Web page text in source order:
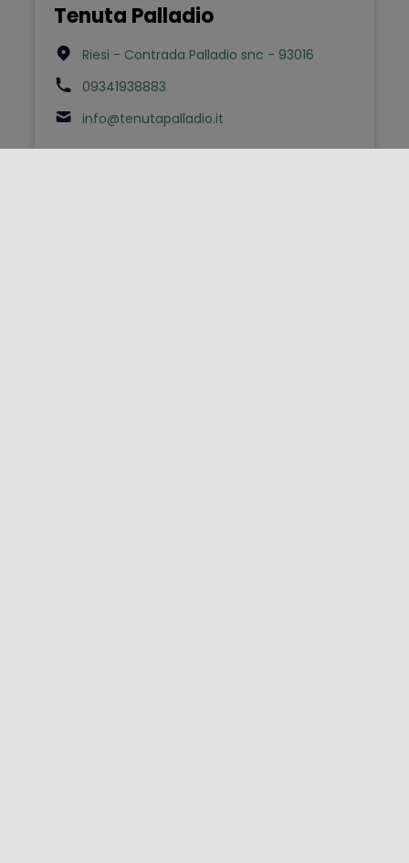
Tenuta Palladio
Riesi - Contrada Palladio snc - 93016
09341938883
info@tenutapalladio.it